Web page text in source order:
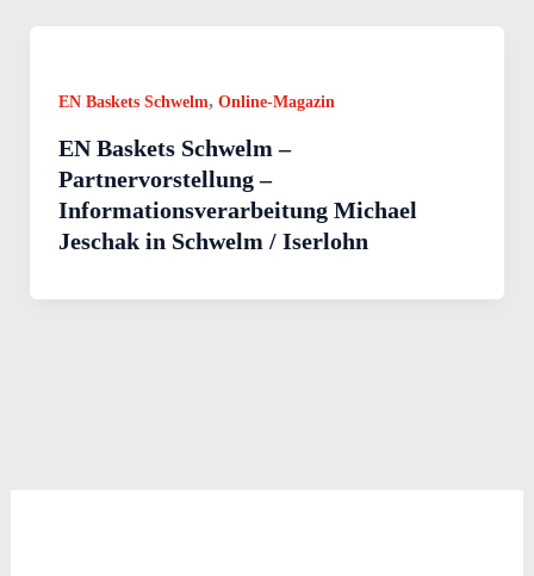
EN Baskets Schwelm, Online-Magazin
EN Baskets Schwelm –
Partnervorstellung –
Informationsverarbeitung Michael
Jeschak in Schwelm / Iserlohn